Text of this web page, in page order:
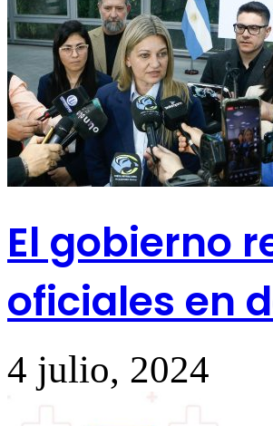
El gobierno
oficiales en
4 julio, 2024